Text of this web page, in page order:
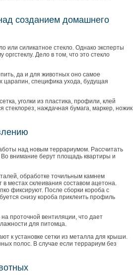
созданием домашнего
или силикатное стекло. Однако эксперты
Дело в том, что это стекло
да и для животных оно самое
царапин, специфика ухода, будущая
уголки из пластика, профили, клей
стеклорез, наждачная бумага, маркер, ножик
над новым террариумом. Рассчитать
внимание берут площадь квартиры и
обработке точильным камнем
местах склеивания составом ацетона.
фиксируют. После сборки короба с
снизу короба приклеить профиль
проточной вентиляции, что дает
для питомца.
к установке сетки из металла для крыши.
полос. В случае если террариум без